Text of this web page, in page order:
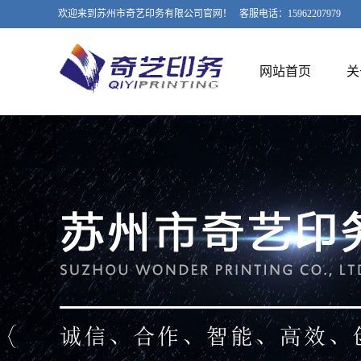
欢迎来到苏州市奇艺印务有限公司官网！ 客服电话：15962207979
网站首页